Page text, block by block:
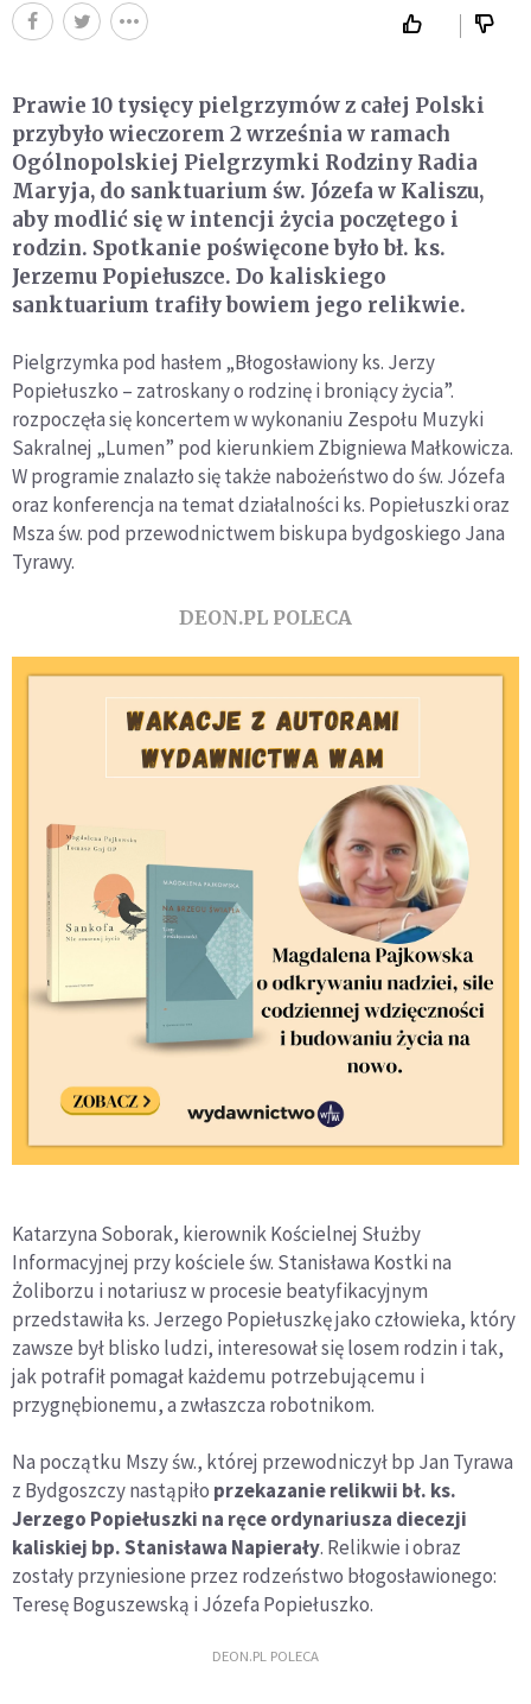
Prawie 10 tysięcy pielgrzymów z całej Polski
przybyło wieczorem 2 września w ramach
Ogólnopolskiej Pielgrzymki Rodziny Radia
Maryja, do sanktuarium św. Józefa w Kaliszu,
aby modlić się w intencji życia poczętego i
rodzin. Spotkanie poświęcone było bł. ks.
Jerzemu Popiełuszce. Do kaliskiego
sanktuarium trafiły bowiem jego relikwie.
Pielgrzymka pod hasłem „Błogosławiony ks. Jerzy
Popiełuszko – zatroskany o rodzinę i broniący życia”.
rozpoczęła się koncertem w wykonaniu Zespołu Muzyki
Sakralnej „Lumen” pod kierunkiem Zbigniewa Małkowicza.
W programie znalazło się także nabożeństwo do św. Józefa
oraz konferencja na temat działalności ks. Popiełuszki oraz
Msza św. pod przewodnictwem biskupa bydgoskiego Jana
Tyrawy.
DEON.PL POLECA
Katarzyna Soborak, kierownik Kościelnej Służby
Informacyjnej przy kościele św. Stanisława Kostki na
Żoliborzu i notariusz w procesie beatyfikacyjnym
przedstawiła ks. Jerzego Popiełuszkę jako człowieka, który
zawsze był blisko ludzi, interesował się losem rodzin i tak,
jak potrafił pomagał każdemu potrzebującemu i
przygnębionemu, a zwłaszcza robotnikom.
Na początku Mszy św., której przewodniczył bp Jan Tyrawa
z Bydgoszczy nastąpiło przekazanie relikwii bł. ks.
Jerzego Popiełuszki na ręce ordynariusza diecezji
kaliskiej bp. Stanisława Napierały. Relikwie i obraz
zostały przyniesione przez rodzeństwo błogosławionego:
Teresę Boguszewską i Józefa Popiełuszko.
DEON.PL POLECA